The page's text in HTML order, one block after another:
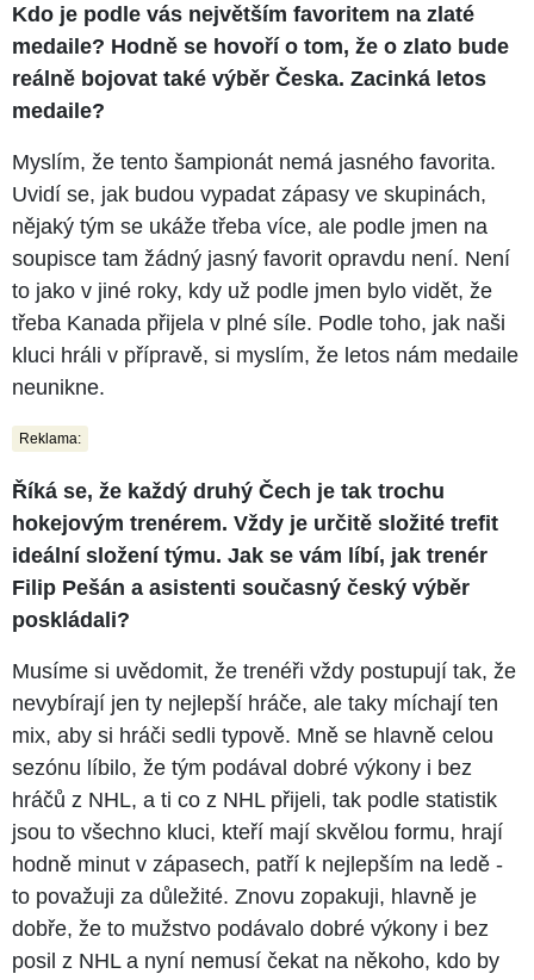
Kdo je podle vás největším favoritem na zlaté
medaile? Hodně se hovoří o tom, že o zlato bude
reálně bojovat také výběr Česka. Zacinká letos
medaile?
Myslím, že tento šampionát nemá jasného favorita.
Uvidí se, jak budou vypadat zápasy ve skupinách,
nějaký tým se ukáže třeba více, ale podle jmen na
soupisce tam žádný jasný favorit opravdu není. Není
to jako v jiné roky, kdy už podle jmen bylo vidět, že
třeba Kanada přijela v plné síle. Podle toho, jak naši
kluci hráli v přípravě, si myslím, že letos nám medaile
neunikne.
Reklama:
Říká se, že každý druhý Čech je tak trochu
hokejovým trenérem. Vždy je určitě složité trefit
ideální složení týmu. Jak se vám líbí, jak trenér
Filip Pešán a asistenti současný český výběr
poskládali?
Musíme si uvědomit, že trenéři vždy postupují tak, že
nevybírají jen ty nejlepší hráče, ale taky míchají ten
mix, aby si hráči sedli typově. Mně se hlavně celou
sezónu líbilo, že tým podával dobré výkony i bez
hráčů z NHL, a ti co z NHL přijeli, tak podle statistik
jsou to všechno kluci, kteří mají skvělou formu, hrají
hodně minut v zápasech, patří k nejlepším na ledě -
to považuji za důležité. Znovu zopakuji, hlavně je
dobře, že to mužstvo podávalo dobré výkony i bez
posil z NHL a nyní nemusí čekat na někoho, kdo by